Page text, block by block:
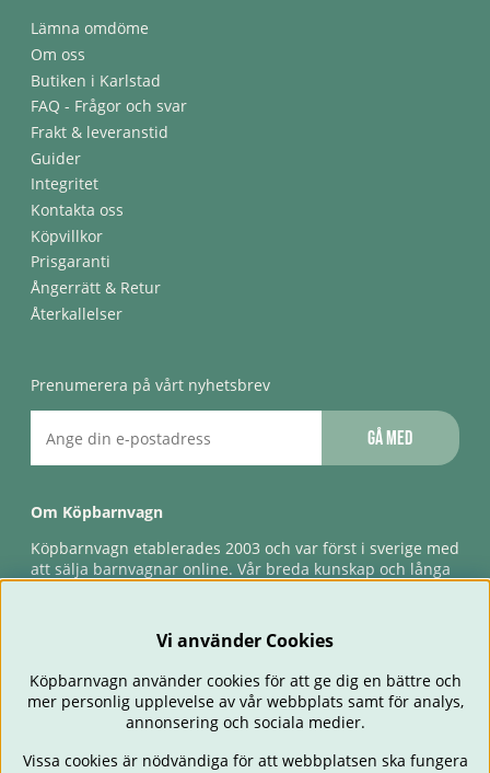
Lämna omdöme
Om oss
Butiken i Karlstad
FAQ - Frågor och svar
Frakt & leveranstid
Guider
Integritet
Kontakta oss
Köpvillkor
Prisgaranti
Ångerrätt & Retur
Återkallelser
Prenumerera på vårt nyhetsbrev
Gå med
Om Köpbarnvagn
Köpbarnvagn etablerades 2003 och var först i sverige med
att sälja barnvagnar online. Vår breda kunskap och långa
förlossningsgaranti & förlängd ångerrätt.
Vi använder Cookies
Köpbarnvagn använder cookies för att ge dig en bättre och
mer personlig upplevelse av vår webbplats samt för analys,
annonsering och sociala medier.
Vissa cookies är nödvändiga för att webbplatsen ska fungera